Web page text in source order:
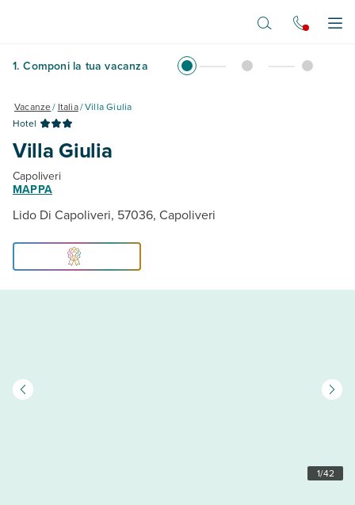
1. Componi la tua vacanza
Vacanze/ Italia/Villa Giulia
Hotel
Villa Giulia
Capoliveri
MAPPA
Lido Di Capoliveri, 57036, Capoliveri
1/42